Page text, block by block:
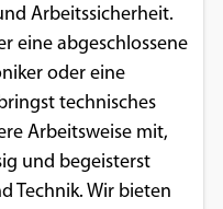
Arbeitssicherheit.
eine abgeschlossene
oder eine
technisches
Arbeitsweise mit,
und begeisterst
Technik. Wir bieten